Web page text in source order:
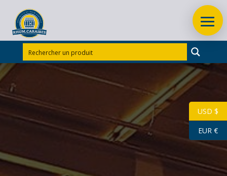
Accueil/Rhums Guadeloupe
PUNCH
COCO 50 CL 18° HABITATION BELLEVUE
USD $
EUR €